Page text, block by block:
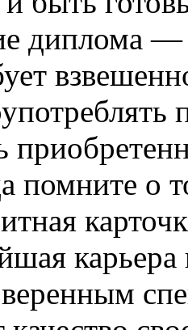
диплома —
помните о